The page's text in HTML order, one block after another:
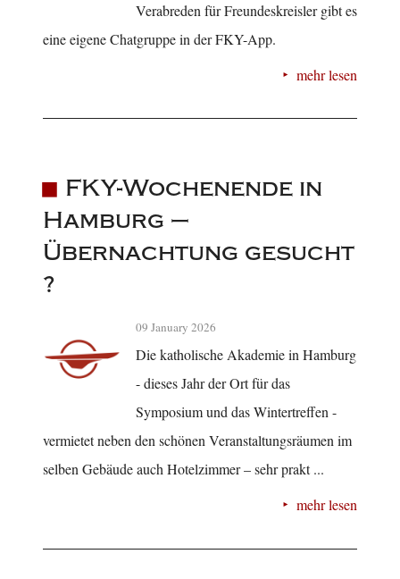
Verabreden für Freundeskreisler gibt es
eine eigene Chatgruppe in der FKY-App.
mehr lesen
FKY-Wochenende in
Hamburg –
Übernachtung gesucht
?
09 January 2026
Die katholische Akademie in Hamburg
- dieses Jahr der Ort für das
Symposium und das Wintertreffen -
vermietet neben den schönen Veranstaltungsräumen im
selben Gebäude auch Hotelzimmer – sehr prakt ...
mehr lesen